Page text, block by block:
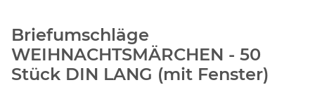
Briefumschläge
WEIHNACHTSMÄRCHEN - 50
Stück DIN LANG (mit Fenster)